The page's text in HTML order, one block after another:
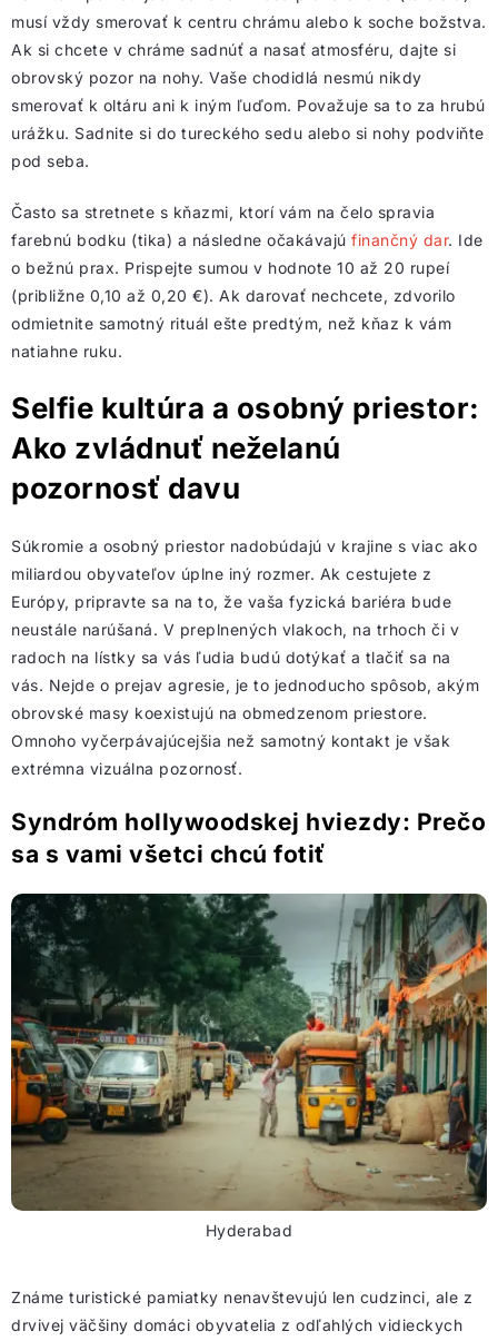
musí vždy smerovať k centru chrámu alebo k soche božstva.
Ak si chcete v chráme sadnúť a nasať atmosféru, dajte si
obrovský pozor na nohy. Vaše chodidlá nesmú nikdy
smerovať k oltáru ani k iným ľuďom. Považuje sa to za hrubú
urážku. Sadnite si do tureckého sedu alebo si nohy podviňte
pod seba.
Často sa stretnete s kňazmi, ktorí vám na čelo spravia
farebnú bodku (tika) a následne očakávajú finančný dar. Ide
o bežnú prax. Prispejte sumou v hodnote 10 až 20 rupeí
(približne 0,10 až 0,20 €). Ak darovať nechcete, zdvorilo
odmietnite samotný rituál ešte predtým, než kňaz k vám
natiahne ruku.
Selfie kultúra a osobný priestor:
Ako zvládnuť neželanú
pozornosť davu
Súkromie a osobný priestor nadobúdajú v krajine s viac ako
miliardou obyvateľov úplne iný rozmer. Ak cestujete z
Európy, pripravte sa na to, že vaša fyzická bariéra bude
neustále narúšaná. V preplnených vlakoch, na trhoch či v
radoch na lístky sa vás ľudia budú dotýkať a tlačiť sa na
vás. Nejde o prejav agresie, je to jednoducho spôsob, akým
obrovské masy koexistujú na obmedzenom priestore.
Omnoho vyčerpávajúcejšia než samotný kontakt je však
extrémna vizuálna pozornosť.
Syndróm hollywoodskej hviezdy: Prečo
sa s vami všetci chcú fotiť
Hyderabad
Známe turistické pamiatky nenavštevujú len cudzinci, ale z
drvivej väčšiny domáci obyvatelia z odľahlých vidieckych